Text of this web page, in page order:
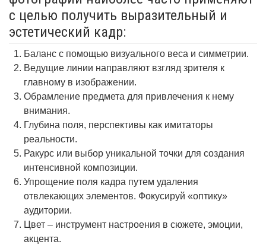
с целью получить выразительный и
эстетический кадр:
Баланс с помощью визуального веса и симметрии.
Ведущие линии направляют взгляд зрителя к
главному в изображении.
Обрамление предмета для привлечения к нему
внимания.
Глубина поля, перспективы как имитаторы
реальности.
Ракурс или выбор уникальной точки для создания
интенсивной композиции.
Упрощение поля кадра путем удаления
отвлекающих элементов. Фокусируй «оптику»
аудитории.
Цвет – инструмент настроения в сюжете, эмоции,
акцента.